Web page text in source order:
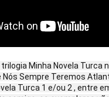
Minha Novela Turca
Nós Sempre Teremos
Turca 1 e/ou 2 , entre